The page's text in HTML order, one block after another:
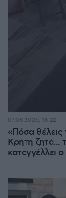
«Πόσα θέλεις
Κρήτη ζητά...
καταγγέλλει ο
07.08.2026, 18:22